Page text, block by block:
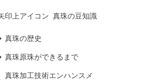
真珠の豆知識
真珠の歴史
真珠原珠ができるまで
真珠加工技術エンハンスメ